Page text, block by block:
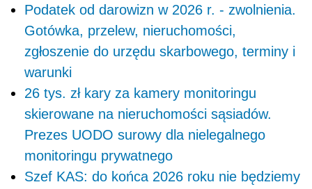
Podatek od darowizn w 2026 r. - zwolnienia.
Gotówka, przelew, nieruchomości,
zgłoszenie do urzędu skarbowego, terminy i
warunki
26 tys. zł kary za kamery monitoringu
skierowane na nieruchomości sąsiadów.
Prezes UODO surowy dla nielegalnego
monitoringu prywatnego
Szef KAS: do końca 2026 roku nie będziemy